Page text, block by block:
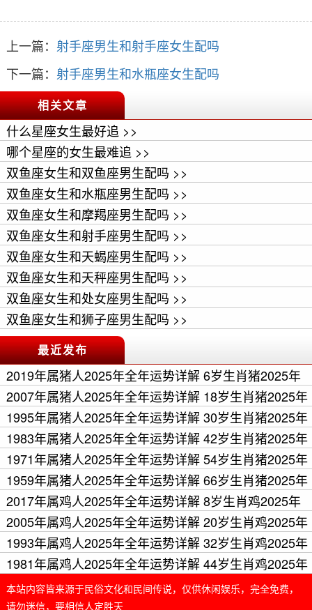
上一篇： 射手座男生和射手座女生配吗
下一篇： 射手座男生和水瓶座女生配吗
相关文章
什么星座女生最好追 >>
哪个星座的女生最难追 >>
双鱼座女生和双鱼座男生配吗 >>
双鱼座女生和水瓶座男生配吗 >>
双鱼座女生和摩羯座男生配吗 >>
双鱼座女生和射手座男生配吗 >>
双鱼座女生和天蝎座男生配吗 >>
双鱼座女生和天秤座男生配吗 >>
双鱼座女生和处女座男生配吗 >>
双鱼座女生和狮子座男生配吗 >>
最近发布
2019年属猪人2025年全年运势详解 6岁生肖猪2025年
每月运程 >>
2007年属猪人2025年全年运势详解 18岁生肖猪2025年
每月运程 >>
1995年属猪人2025年全年运势详解 30岁生肖猪2025年
每月运程 >>
1983年属猪人2025年全年运势详解 42岁生肖猪2025年
每月运程 >>
1971年属猪人2025年全年运势详解 54岁生肖猪2025年
每月运程 >>
1959年属猪人2025年全年运势详解 66岁生肖猪2025年
每月运程 >>
2017年属鸡人2025年全年运势详解 8岁生肖鸡2025年
每月运程 >>
2005年属鸡人2025年全年运势详解 20岁生肖鸡2025年
每月运程 >>
1993年属鸡人2025年全年运势详解 32岁生肖鸡2025年
每月运程 >>
1981年属鸡人2025年全年运势详解 44岁生肖鸡2025年
每月运程 >>
本站内容皆来源于民俗文化和民间传说，仅供休闲娱乐，完全免费，
请勿迷信，要相信人定胜天